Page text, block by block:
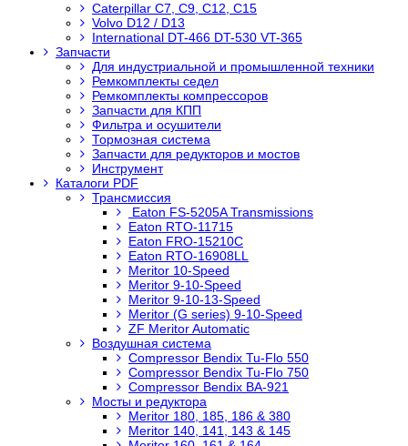
Caterpillar C7, C9, C12, C15
Volvo D12 / D13
International DT-466 DT-530 VT-365
Запчасти
Для индустриальной и промышленной техники
Ремкомплекты седел
Ремкомплекты компрессоров
Запчасти для КПП
Фильтра и осушители
Тормозная система
Запчасти для редукторов и мостов
Инструмент
Каталоги PDF
Трансмиссия
Eaton FS-5205A Transmissions
Eaton RTO-11715
Eaton FRO-15210C
Eaton RTO-16908LL
Meritor 10-Speed
Meritor 9-10-Speed
Meritor 9-10-13-Speed
Meritor (G series) 9-10-Speed
ZF Meritor Automatic
Воздушная система
Compressor Bendix Tu-Flo 550
Compressor Bendix Tu-Flo 750
Compressor Bendix BA-921
Мосты и редуктора
Meritor 180, 185, 186 & 380
Meritor 140, 141, 143 & 145